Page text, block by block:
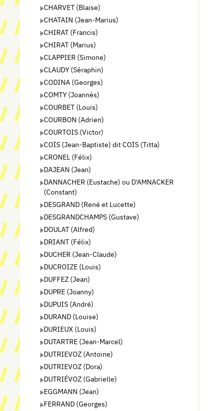
CHARVET (Blaise)
CHATAIN (Jean-Marius)
CHIRAT (Francis)
CHIRAT (Marius)
CLAPPIER (Simone)
CLAUDY (Séraphin)
CODINA (Georges)
COMTY (Joannès)
COURBET (Louis)
COURBON (Adrien)
COURTOIS (Victor)
COÏS (Jean-Baptiste) dit COÏS (Titta)
CRONEL (Félix)
DAJEAN (Jean)
DANNACHER (Eustache) ou D'AMNACKER
(Constant)
DESGRAND (René et Lucette)
DESGRANDCHAMPS (Gustave)
DOULAT (Alfred)
DRIANT (Félix)
DUCHER (Jean-Claude)
DUCROIZE (Louis)
DUFFEZ (Jean)
DUPRE (Joanny)
DUPUIS (André)
DURAND (Louise)
DURIEUX (Louis)
DUTARTRE (Jean-Marcel)
DUTRIEVOZ (Antoine)
DUTRIEVOZ (Dora)
DUTRIÉVOZ (Gabrielle)
EGGMANN (Jean)
FERRAND (Georges)